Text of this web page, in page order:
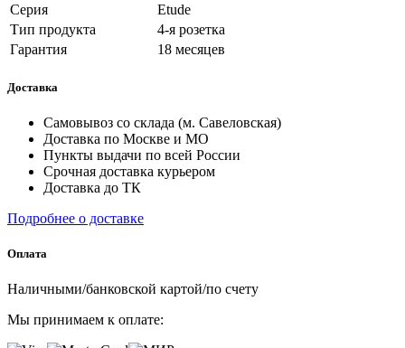
Серия
Etude
Тип продукта
4-я розетка
Гарантия
18 месяцев
Доставка
Самовывоз со склада (м. Савеловская)
Доставка по Москве и МО
Пункты выдачи по всей России
Срочная доставка курьером
Доставка до ТК
Подробнее о доставке
Оплата
Наличными/банковской картой/по счету
Мы принимаем к оплате: